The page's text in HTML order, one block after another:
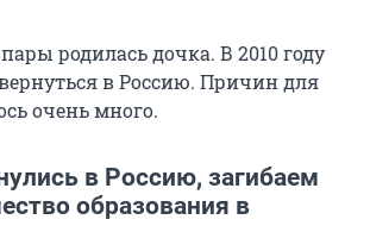
родилась дочка. В 2010 году
в Россию. Причин для
очень много.
в Россию, загибаем
образования в